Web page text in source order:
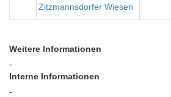
Zitzmannsdorfer Wiesen
Weitere Informationen
-
Interne Informationen
-